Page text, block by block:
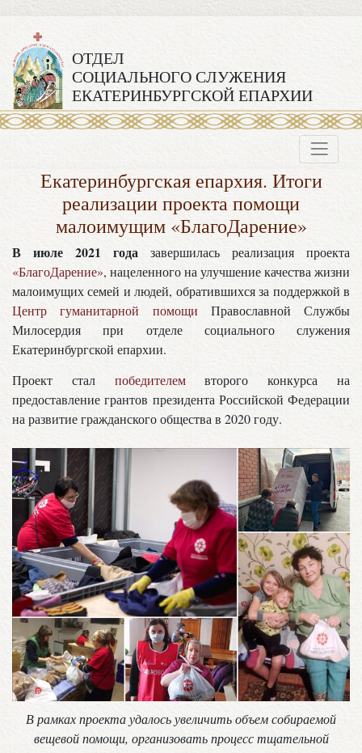
ОТДЕЛ
СОЦИАЛЬНОГО СЛУЖЕНИЯ
ЕКАТЕРИНБУРГСКОЙ ЕПАРХИИ
Екатеринбургская епархия. Итоги
реализации проекта помощи
малоимущим «БлагоДарение»
В июле 2021 года завершилась реализация проекта
«БлагоДарение», нацеленного на улучшение качества жизни
малоимущих семей и людей, обратившихся за поддержкой в
Центр гуманитарной помощи Православной Службы
Милосердия при отделе социального служения
Екатеринбургской епархии.
Проект стал победителемвторого конкурса на
предоставление грантов президента Российской Федерации
на развитие гражданского общества в 2020 году.
В рамках проекта удалось увеличить объем собираемой
вещевой помощи, организовать процесс тщательной